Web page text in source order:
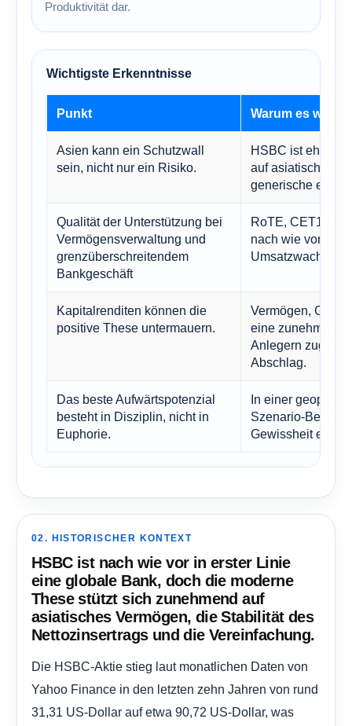
Produktivität dar.
Wichtigste Erkenntnisse
Punkt Warum es
Asien kann ein Schutzwall
sein, nicht nur ein Risiko.
HSBC ist eher
auf asiatisches
generische
Qualität der Unterstützung bei
Vermögensverwaltung und
grenzüberschreitendem
Bankgeschäft
RoTE, CET1
nach wie vor
Umsatzwachstum.
Kapitalrenditen können die
positive These untermauern.
Vermögen,
eine zunehmend
Anlegern
Abschlag.
Das beste Aufwärtspotenzial
besteht in Disziplin, nicht in
Euphorie.
In einer
Szenario-
Gewissheit einer
02. HISTORISCHER KONTEXT
HSBC ist nach wie vor in erster Linie
eine globale Bank, doch die moderne
These stützt sich zunehmend auf
asiatisches Vermögen, die Stabilität des
Nettozinsertrags und die Vereinfachung.
Die HSBC-Aktie stieg laut monatlichen Daten von
Yahoo Finance in den letzten zehn Jahren von rund
31,31 US-Dollar auf etwa 90,72 US-Dollar, was